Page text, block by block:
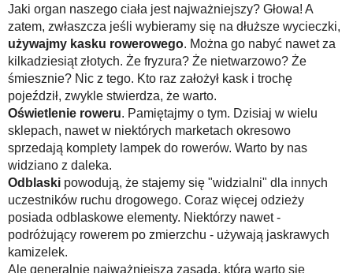
Jaki organ naszego ciała jest najważniejszy? Głowa! A
zatem, zwłaszcza jeśli wybieramy się na dłuższe wycieczki,
używajmy kasku rowerowego. Można go nabyć nawet za
kilkadziesiąt złotych. Że fryzura? Że nietwarzowo? Że
śmiesznie? Nic z tego. Kto raz założył kask i trochę
pojeździł, zwykle stwierdza, że warto.
Oświetlenie roweru. Pamiętajmy o tym. Dzisiaj w wielu
sklepach, nawet w niektórych marketach okresowo
sprzedają komplety lampek do rowerów. Warto by nas
widziano z daleka.
Odblaski powodują, że stajemy się "widzialni" dla innych
uczestników ruchu drogowego. Coraz więcej odzieży
posiada odblaskowe elementy. Niektórzy nawet -
podróżujący rowerem po zmierzchu - używają jaskrawych
kamizelek.
Ale generalnie najważniejsza zasada, którą warto się